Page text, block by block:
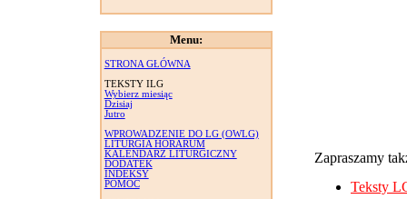
Menu:
STRONA GŁÓWNA
TEKSTY ILG
Wybierz miesiąc
Dzisiaj
Jutro
WPROWADZENIE DO LG (OWLG)
LITURGIA HORARUM
KALENDARZ LITURGICZNY
DODATEK
INDEKSY
POMOC
Zapraszamy
Teksty